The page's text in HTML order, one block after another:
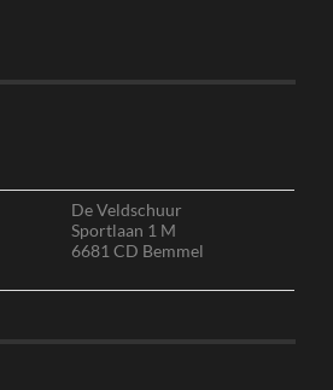
De Veldschuur
Sportlaan 1 M
6681 CD Bemmel